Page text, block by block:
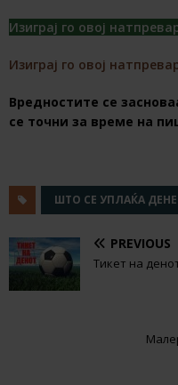
Изиграј го овој
Изиграј го овој
Вредностите се
се точни за време на
ШТО СЕ УПЛАЌА
PREVIOUS
Тикет на